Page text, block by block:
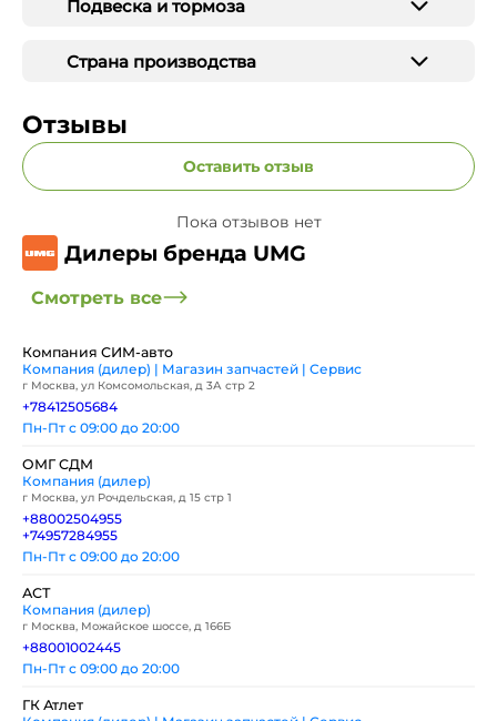
Подвеска и тормоза
Страна производства
Отзывы
Оставить отзыв
Пока отзывов нет
Дилеры бренда UMG
Смотреть все
Компания СИМ-авто
Компания (дилер) | Магазин запчастей | Сервис
г Москва, ул Комсомольская, д 3А стр 2
+78412505684
Пн-Пт с 09:00 до 20:00
ОМГ СДМ
Компания (дилер)
г Москва, ул Рочдельская, д 15 стр 1
+88002504955
+74957284955
Пн-Пт с 09:00 до 20:00
АСТ
Компания (дилер)
г Москва, Можайское шоссе, д 166Б
+88001002445
Пн-Пт с 09:00 до 20:00
ГК Атлет